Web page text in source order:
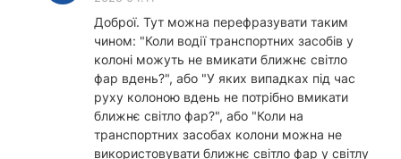
Доброї. Тут можна перефразувати таким
чином: "Коли водії транспортних засобів у
колоні можуть не вмикати ближнє світло
фар вдень?", або "У яких випадках під час
руху колоною вдень не потрібно вмикати
ближнє світло фар?", або "Коли на
транспортних засобах колони можна не
використовувати ближнє світло фар у світлу